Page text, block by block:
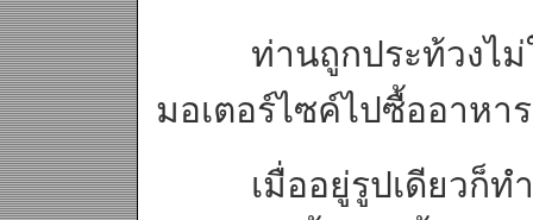
ท่านถูกประท้วงไม่ใ
มอเตอร์ไซค์ไปซื้ออาหา
เมื่ออยู่รูปเดียวก็ทำ